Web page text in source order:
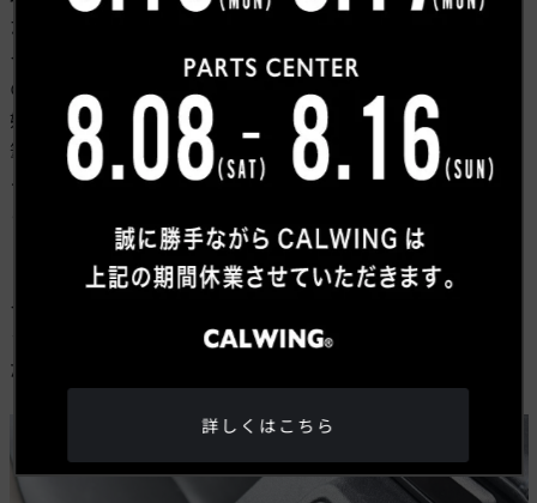
たBroncoロゴ、オフロード走行を意識した機能的なス
イッチレイアウトなど、インテリア全体がまるで探検車
のような雰囲気を演出。乗り込んだ瞬間から、これから
始まる冒険への期待感を高めてくれます。
筆者も以前は外観ばかり見ていましたが、結局のとこ
ろ、運転するときに見える景色やインテリアの質感な
しました。ブロンコは内装の雰囲気が抜群なんです。
「冒険心をくすぐるインテリア」というのが、キャルウ
イングスタッフの感想ですし、他の車では味わえないよ
うな乗るだけでワクワクする雰囲気はブロンコならでは
だと感じます。
詳しくはこちら